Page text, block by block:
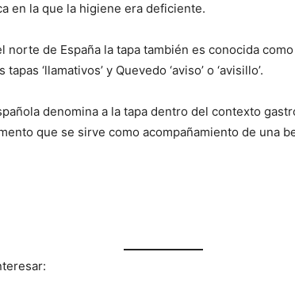
en la que la higiene era deficiente.
norte de España la tapa también es conocida como
‘llamativos’ y Quevedo ‘aviso’ o ‘avisillo’.
denomina a la tapa dentro del contexto
que se sirve como acompañamiento de una